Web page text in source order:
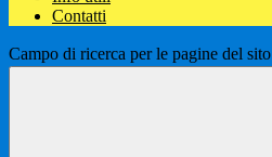
Contatti
Campo di ricerca per le pagine del sito